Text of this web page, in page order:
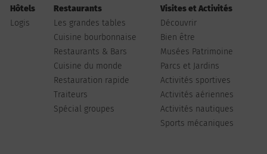
Hôtels
Logis
Restaurants
Les grandes tables
Cuisine bourbonnaise
Restaurants & Bars
Cuisine du monde
Restauration rapide
Traiteurs
Spécial groupes
Visites et Activités
Découvrir
Bien être
Musées Patrimoine
Parcs et Jardins
Activités sportives
Activités aériennes
Activités nautiques
Sports mécaniques